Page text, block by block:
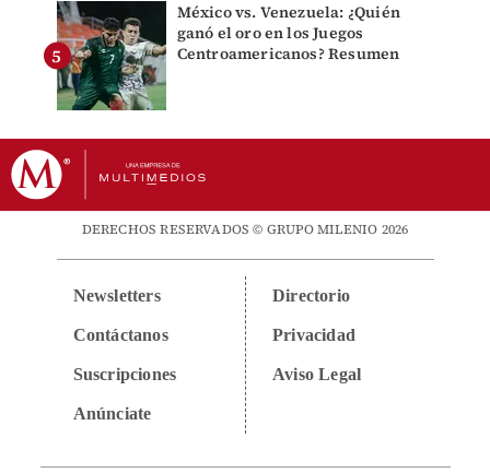
México vs. Venezuela: ¿Quién
ganó el oro en los Juegos
Centroamericanos? Resumen
DERECHOS RESERVADOS © GRUPO MILENIO 2026
Newsletters
Contáctanos
Suscripciones
Anúnciate
Directorio
Privacidad
Aviso Legal